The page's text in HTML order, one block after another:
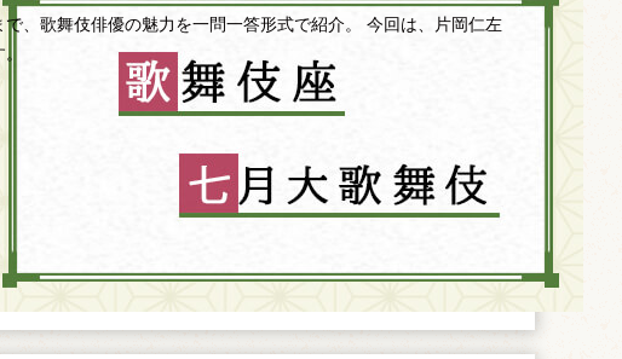
、歌舞伎俳優の魅力を一問一答形式で紹介。 今回は、片岡仁左